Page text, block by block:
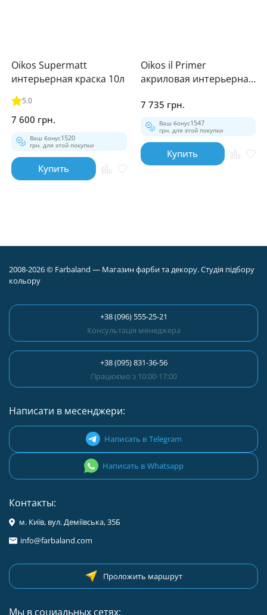
Oikos Supermatt
интерьерная краска 10л
5.0
7 600 грн.
Ваш бонус1520
грн. для этой покупки
Купить
Oikos il Primer
акриловая интерьерная
7 735 грн.
Ваш бонус1547
грн. для этой покупки
Купить
2008-2026 © Farbaland — Магазин фарби та декору. Студія підбору
кольору
+38 (096) 555-25-21
Консультація менеджера
+38 (095) 831-36-56
Працюємо з 10:00-17:00
Написати в месенджери:
Написать в Telegram
Написать в Whatsapp
Контакты:
м. Київ, вул. Деміївська, 35Б
info@farbaland.com
Проложить маршрут
Мы в социальных сетях: